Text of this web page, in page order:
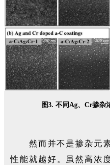
图3. 不同Ag、Cr掺杂
然而并不是掺杂元
性能就越好。虽然高浓